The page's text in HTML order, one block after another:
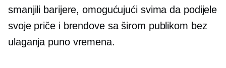
smanjili barijere, omogućujući svima da podijele
svoje priče i brendove sa širom publikom bez
ulaganja puno vremena.